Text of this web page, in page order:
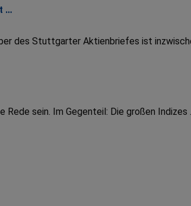
…
des Stuttgarter Aktienbriefes ist
Rede sein. Im Gegenteil: Die großen Indizes